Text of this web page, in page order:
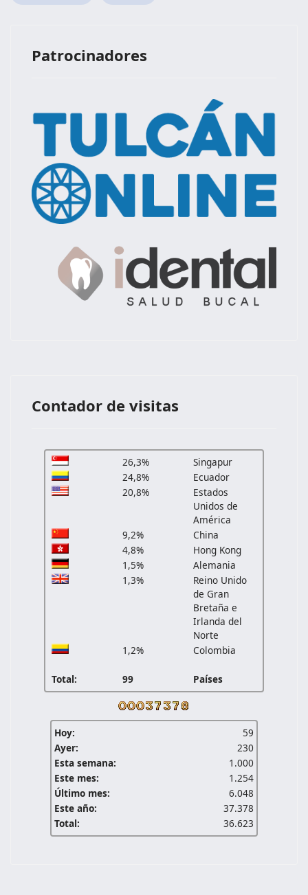
Patrocinadores
Contador de visitas
26,3%
Singapur
24,8%
Ecuador
20,8%
Estados
Unidos de
América
9,2%
China
4,8%
Hong Kong
1,5%
Alemania
1,3%
Reino Unido
de Gran
Bretaña e
Irlanda del
Norte
1,2%
Colombia
Total: 99 Países
Hoy:
59
Ayer:
230
Esta semana:
1.000
Este mes:
1.254
Último mes:
6.048
Este año:
37.378
Total:
36.623